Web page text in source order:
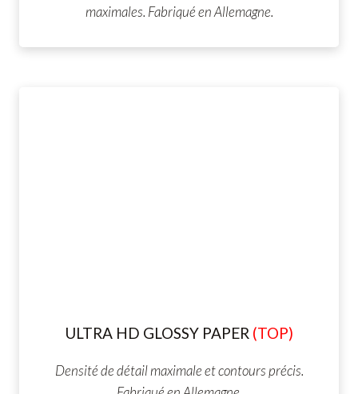
maximales. Fabriqué en Allemagne.
ULTRA HD GLOSSY PAPER (TOP)
Densité de détail maximale et contours précis.